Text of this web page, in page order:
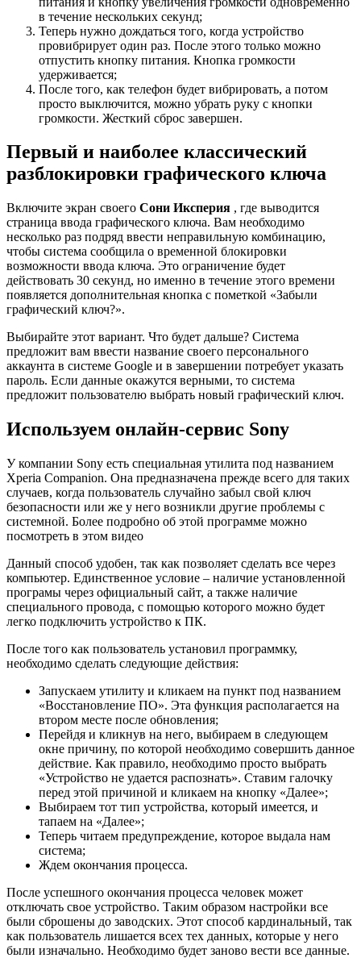
в течение нескольких секунд;
Теперь нужно дождаться того, когда устройство
провибрирует один раз. После этого только можно
отпустить кнопку питания. Кнопка громкости
удерживается;
После того, как телефон будет вибрировать, а потом
просто выключится, можно убрать руку с кнопки
громкости. Жесткий сброс завершен.
Первый и наиболее классический
разблокировки графического ключа
Включите экран своего Сони Иксперия , где выводится
страница ввода графического ключа. Вам необходимо
несколько раз подряд ввести неправильную комбинацию,
чтобы система сообщила о временной блокировки
возможности ввода ключа. Это ограничение будет
действовать 30 секунд, но именно в течение этого времени
появляется дополнительная кнопка с пометкой «Забыли
графический ключ?».
Выбирайте этот вариант. Что будет дальше? Система
предложит вам ввести название своего персонального
аккаунта в системе Google и в завершении потребует указать
пароль. Если данные окажутся верными, то система
предложит пользователю выбрать новый графический ключ.
Используем онлайн-сервис Sony
У компании Sony есть специальная утилита под названием
Xperia Companion. Она предназначена прежде всего для таких
случаев, когда пользователь случайно забыл свой ключ
безопасности или же у него возникли другие проблемы с
системной. Более подробно об этой программе можно
посмотреть в этом видео
Данный способ удобен, так как позволяет сделать все через
компьютер. Единственное условие – наличие установленной
програмы через официальный сайт, а также наличие
специального провода, с помощью которого можно будет
легко подключить устройство к ПК.
После того как пользователь установил программку,
необходимо сделать следующие действия:
Запускаем утилиту и кликаем на пункт под названием
«Восстановление ПО». Эта функция располагается на
втором месте после обновления;
Перейдя и кликнув на него, выбираем в следующем
окне причину, по которой необходимо совершить данное
действие. Как правило, необходимо просто выбрать
«Устройство не удается распознать». Ставим галочку
перед этой причиной и кликаем на кнопку «Далее»;
Выбираем тот тип устройства, который имеется, и
тапаем на «Далее»;
Теперь читаем предупреждение, которое выдала нам
система;
Ждем окончания процесса.
После успешного окончания процесса человек может
отключать свое устройство. Таким образом настройки все
были сброшены до заводских. Этот способ кардинальный, так
как пользователь лишается всех тех данных, которые у него
были изначально. Необходимо будет заново вести все данные.